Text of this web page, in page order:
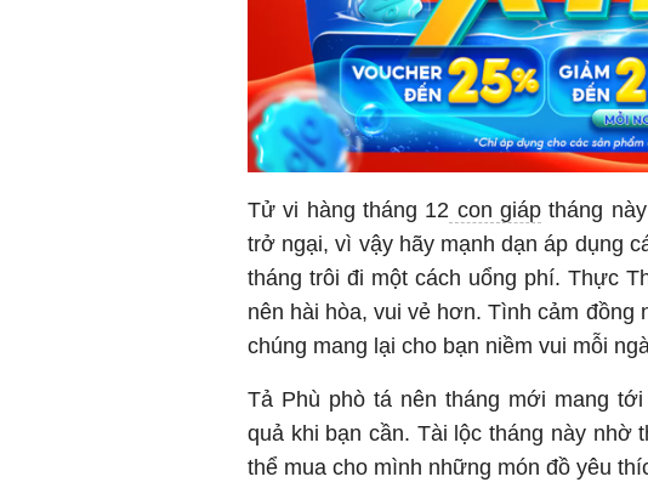
Tử vi hàng tháng 12 con giáptháng
trở ngại, vì vậy hãy mạnh dạn áp dụng
tháng trôi đi một cách uổng phí. Thực
nên hài hòa, vui vẻ hơn. Tình cảm đồng
chúng mang lại cho bạn niềm vui mỗi
Tả Phù phò tá nên tháng mới mang
quả khi bạn cần. Tài lộc tháng này nhờ
thể mua cho mình những món đồ yêu